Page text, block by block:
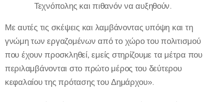
Τεχνόπολης και πιθανόν να αυξηθούν.
Με αυτές τις σκέψεις και λαμβάνοντας υπόψη και τη
γνώμη των εργαζομένων από το χώρο του πολιτισμού
που έχουν προσκληθεί, εμείς στηρίζουμε τα μέτρα που
περιλαμβάνονται στο πρώτο μέρος του δεύτερου
κεφαλαίου της πρότασης του Δημάρχου».